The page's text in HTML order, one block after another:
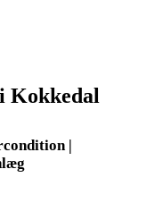
Kokkedal
|